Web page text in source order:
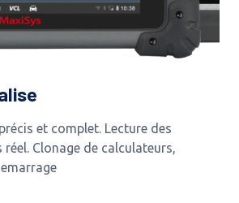
et complet. Lecture des
réel. Clonage de calculateurs,